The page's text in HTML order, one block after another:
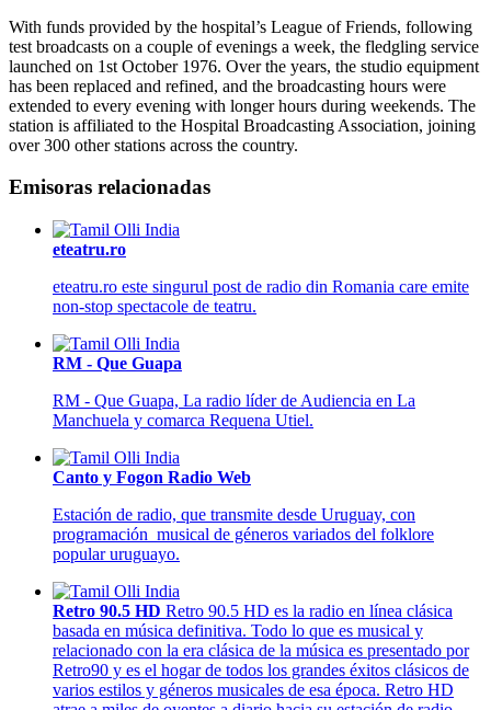
With funds provided by the hospital’s League of Friends, following
test broadcasts on a couple of evenings a week, the fledgling service
launched on 1st October 1976. Over the years, the studio equipment
has been replaced and refined, and the broadcasting hours were
extended to every evening with longer hours during weekends. The
station is affiliated to the Hospital Broadcasting Association, joining
over 300 other stations across the country.
Emisoras relacionadas
eteatru.ro
eteatru.ro este singurul post de radio din Romania care emite
non-stop spectacole de teatru.
RM - Que Guapa
RM - Que Guapa, La radio líder de Audiencia en La
Manchuela y comarca Requena Utiel.
Canto y Fogon Radio Web
Estación de radio, que transmite desde Uruguay, con
programación musical de géneros variados del folklore
popular uruguayo.
Retro 90.5 HD Retro 90.5 HD es la radio en línea clásica
basada en música definitiva. Todo lo que es musical y
relacionado con la era clásica de la música es presentado por
Retro90 y es el hogar de todos los grandes éxitos clásicos de
varios estilos y géneros musicales de esa época. Retro HD